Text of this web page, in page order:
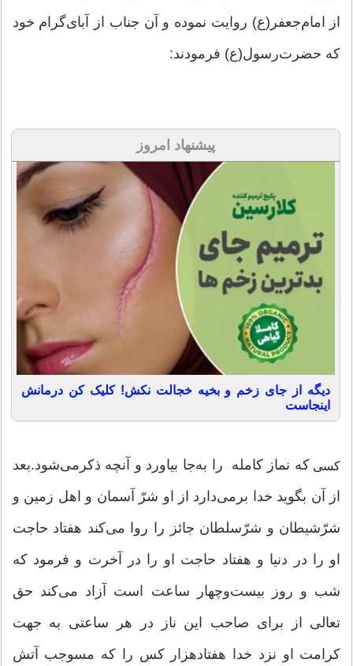
از امام‌جعفر(ع) روایت نموده و آن جناب از آبای‌گرام خود
که حضرت‌رسول(ع) فرمودند:
پیشنهاد امروز
دیگه از جای زخم و بخیه خجالت نکش! کلیک کن درمانش
اینجاست
کسی که نماز کامله را به‌جا بیاورد و آنچه ذکرمی‌‌شود.بعد
از آن بگوید خدا برمی‌دارد از او شرّ آسمان و اهل زمین و
شرّشیطان و شرّ‌سلطان جائز را روا می‌کند هفتاد حاجت
او را در دنیا و هفتاد حاجت او را در آخرت و فرمود که
شب‌ و روز بیست‌وچهار ساعت است آزاد می‌کند حق
تعالی از برای صاحب این ناز در هر ساعتی به جهت
کرامت او نزد خدا هفتاد‌هزار کس را که مسوجب آتش